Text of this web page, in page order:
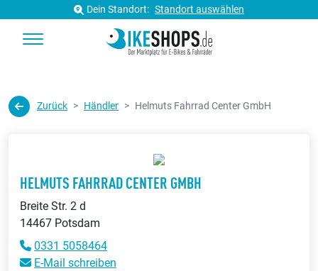
Dein Standort: Standort auswählen
Zurück Händler Helmuts Fahrrad Center GmbH
HELMUTS FAHRRAD CENTER GMBH
Breite Str. 2 d
14467 Potsdam
0331 5058464
E-Mail schreiben